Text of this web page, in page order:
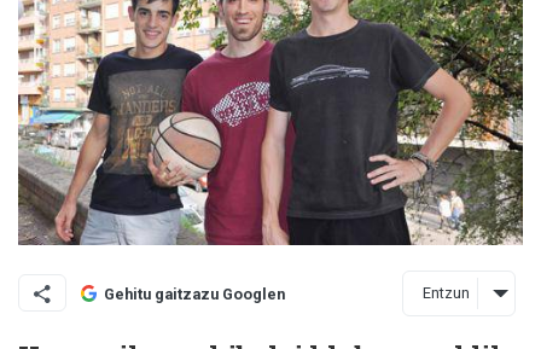
Gehitu gaitzazu Googlen Entzun